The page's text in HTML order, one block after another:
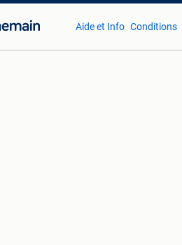
Aide et Info Conditions